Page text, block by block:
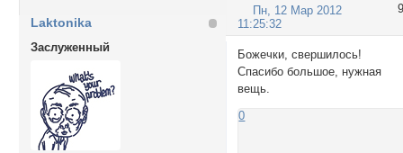
9
Пн, 12 Мар 2012
11:25:32
Laktonika
Заслуженный
Божечки, свершилось!
Спасибо большое, нужная
вещь.
0